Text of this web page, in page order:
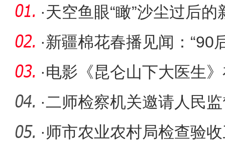
·天空鱼眼“瞰”沙尘过后
·新疆棉花春播见闻：“90
把式
·电影《昆仑山下大医生
·二师检察机关邀请人民
案件公开
·师市农业农村局检查验